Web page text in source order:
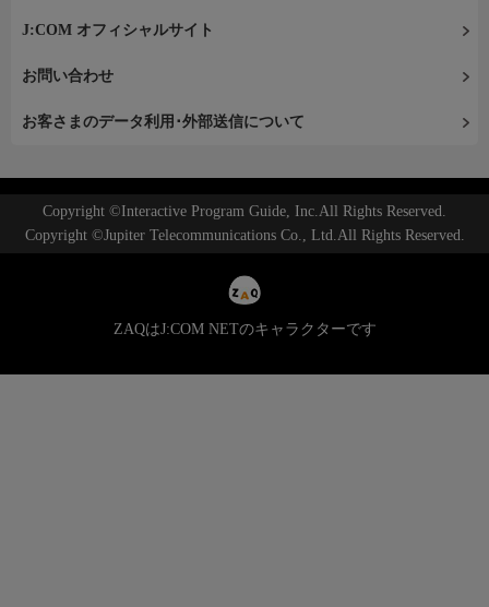
J:COM オフィシャルサイト
お問い合わせ
お客さまのデータ利用･外部送信について
Copyright ©Interactive Program Guide, Inc.All Rights Reserved.
Copyright ©Jupiter Telecommunications Co., Ltd.All Rights Reserved.
ZAQはJ:COM NETのキャラクターです